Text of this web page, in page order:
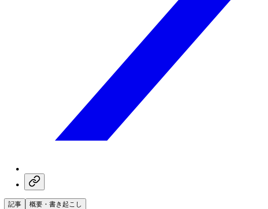
記事 概要・書き起こし